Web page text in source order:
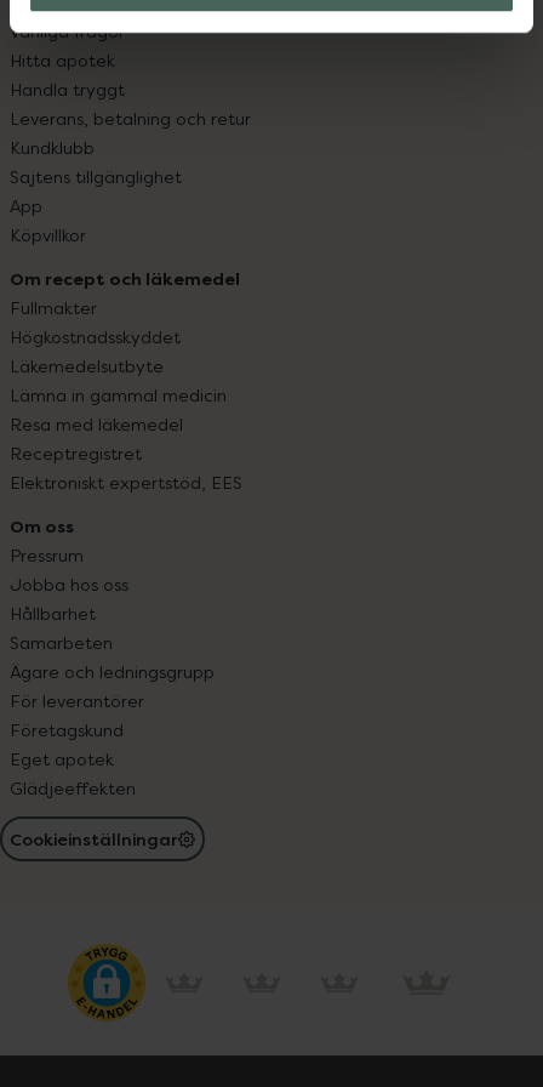
Vanliga frågor
Hitta apotek
Handla tryggt
Leverans, betalning och retur
Kundklubb
Sajtens tillgänglighet
App
Köpvillkor
Om recept och läkemedel
Fullmakter
Högkostnadsskyddet
Läkemedelsutbyte
Lämna in gammal medicin
Resa med läkemedel
Receptregistret
Elektroniskt expertstöd, EES
Om oss
Pressrum
Jobba hos oss
Hållbarhet
Samarbeten
Ägare och ledningsgrupp
För leverantörer
Företagskund
Eget apotek
Glädjeeffekten
Cookieinställningar